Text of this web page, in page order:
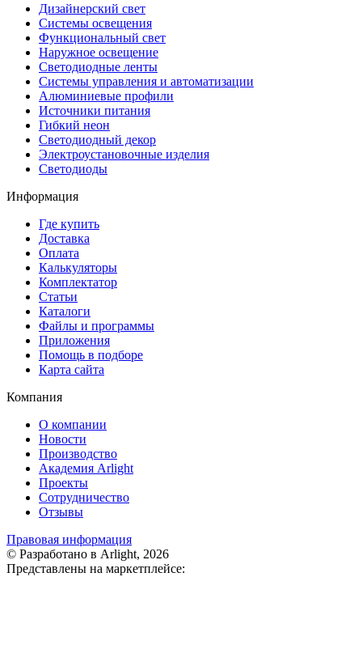
Дизайнерский свет
Системы освещения
Функциональный свет
Наружное освещение
Светодиодные ленты
Системы управления и автоматизации
Алюминиевые профили
Источники питания
Гибкий неон
Светодиодный декор
Электроустановочные изделия
Светодиоды
Информация
Где купить
Доставка
Оплата
Калькуляторы
Комплектатор
Статьи
Каталоги
Файлы и программы
Приложения
Помощь в подборе
Карта сайта
Компания
О компании
Новости
Производство
Академия Arlight
Проекты
Сотрудничество
Отзывы
Правовая информация
© Разработано в Arlight, 2026
Представлены на маркетплейсе: